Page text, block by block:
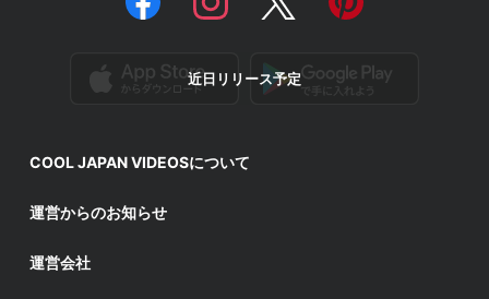
近日リリース予定
COOL JAPAN VIDEOSについて
運営からのお知らせ
運営会社